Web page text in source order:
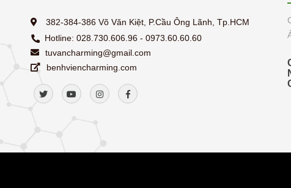
382-384-386 Võ Văn Kiệt, P.Cầu Ông Lãnh, Tp.HCM
Hotline: 028.730.606.96 - 0973.60.60.60
tuvancharming@gmail.com
benhviencharming.com